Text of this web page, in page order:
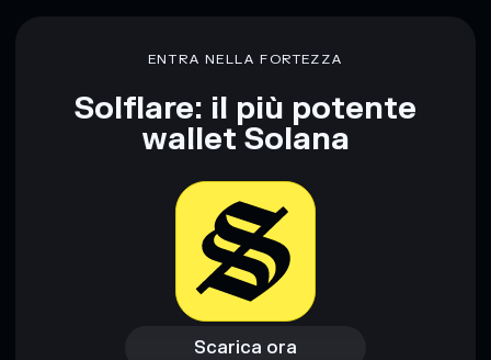
concentrazione di oltre l’80% Only Need Entry
Disclaimer: Queste informazioni hanno esclusivamente scopi
Informati sempre autonomamente. Dati forniti da
ENTRA NELLA FORTEZZA
Solflare: il più potente
wallet Solana
Scarica ora
Scarica ora
Accedi al wallet